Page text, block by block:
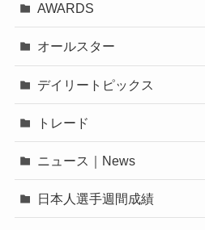
AWARDS
オールスター
デイリートピックス
トレード
ニュース｜News
日本人選手週間成績